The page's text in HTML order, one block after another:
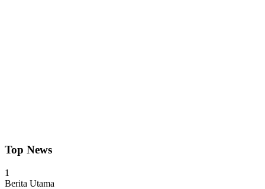
Top News
1
Berita Utama